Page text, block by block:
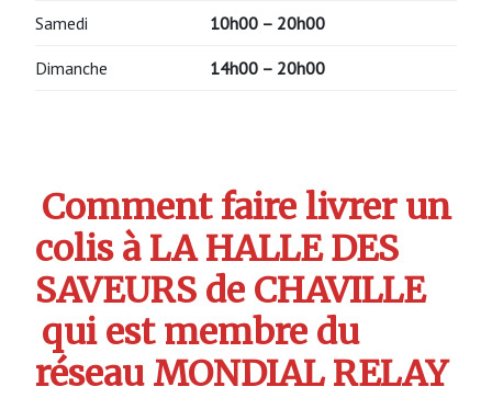
Samedi 10h00 – 20h00
Dimanche 14h00 – 20h00
Comment faire livrer un
colis à LA HALLE DES
SAVEURS de CHAVILLE
qui est membre du
réseau MONDIAL RELAY